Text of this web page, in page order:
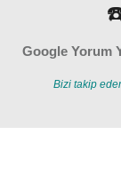
Google Yorum
Bizi takip